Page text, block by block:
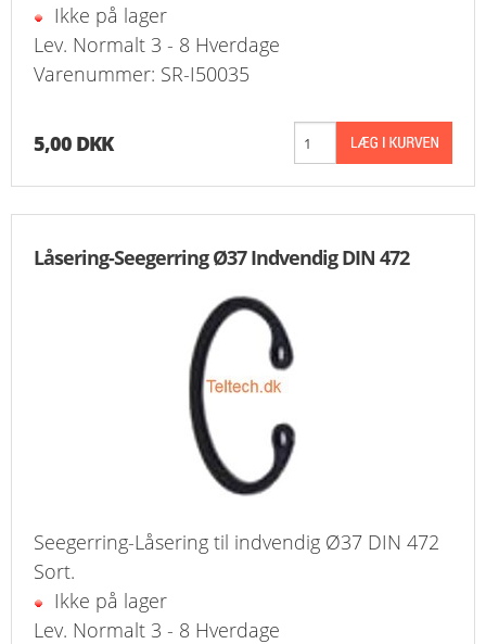
Ikke på lager
Lev. Normalt 3 - 8 Hverdage
Varenummer: SR-I50035
5,00 DKK
Låsering-Seegerring Ø37 Indvendig DIN 472
Seegerring-Låsering til indvendig Ø37 DIN 472
Sort.
Ikke på lager
Lev. Normalt 3 - 8 Hverdage